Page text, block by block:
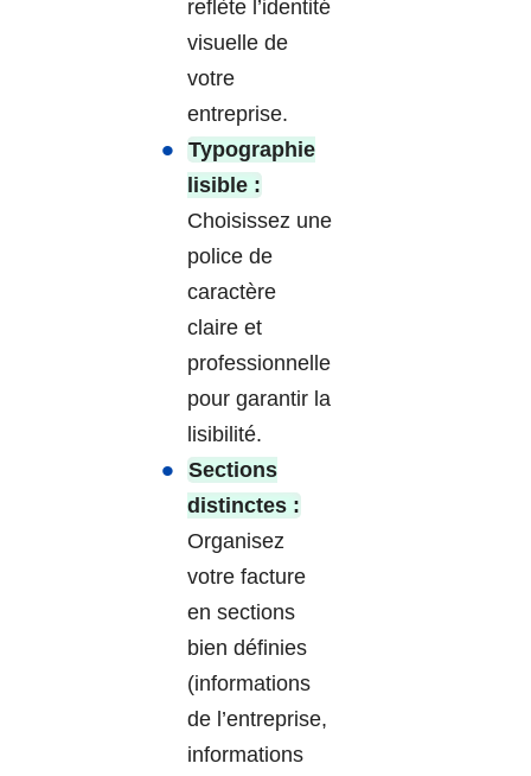
reflète l’identité
visuelle de
votre
entreprise.
Typographie
lisible :
Choisissez une
police de
caractère
claire et
professionnelle
pour garantir la
lisibilité.
Sections
distinctes :
Organisez
votre facture
en sections
bien définies
(informations
de l’entreprise,
informations